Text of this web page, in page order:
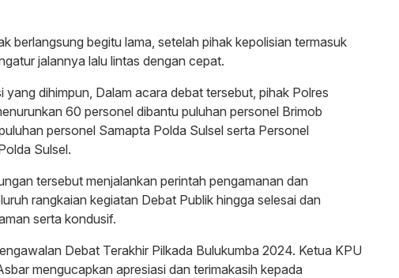
berlangsung begitu lama, setelah pihak kepolisian termasuk
jalannya lalu lintas dengan cepat.
yang dihimpun, Dalam acara debat tersebut, pihak Polres
60 personel dibantu puluhan personel Brimob
personel Samapta Polda Sulsel serta Personel
Sulsel.
tersebut menjalankan perintah pengamanan dan
rangkaian kegiatan Debat Publik hingga selesai dan
serta kondusif.
Debat Terakhir Pilkada Bulukumba 2024. Ketua KPU
mengucapkan apresiasi dan terimakasih kepada